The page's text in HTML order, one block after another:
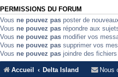
PERMISSIONS DU FORUM
Vous ne pouvez pas poster de
Vous ne pouvez pas répondre aux
Vous ne pouvez pas modifier vos
Vous ne pouvez pas supprimer vos
Vous ne pouvez pas joindre des fichiers
Accueil Delta Island Nous